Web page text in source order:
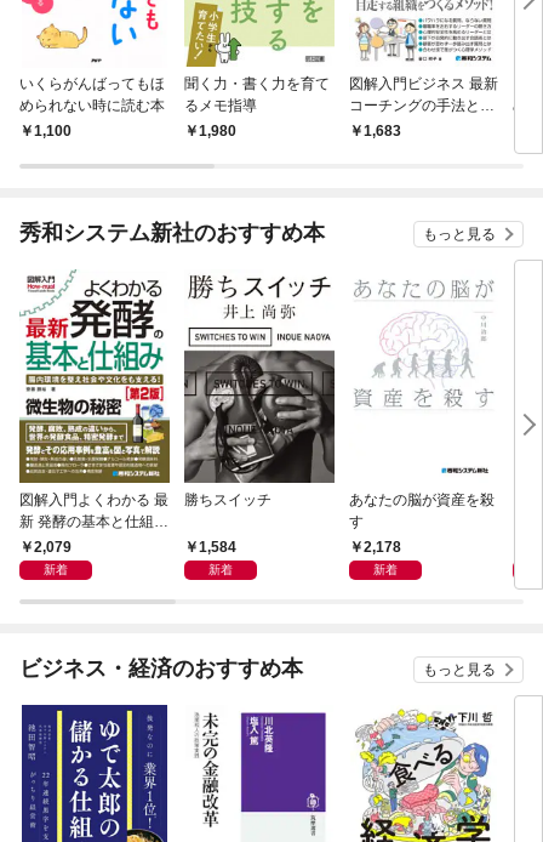
いくらがんばってもほ
められない時に読む本
1,100
聞く力・書く力を育て
るメモ指導
1,980
図解入門ビジネス 最新
コーチングの手法と実
践がよ〜くわかる本
1,683
め
秀和システム新社のおすすめ本 もっと見る
図解入門よくわかる 最
新 発酵の基本と仕組み
［第2版］
2,079
新着
勝ちスイッチ
1,584
新着
あなたの脳が資産を殺
す
2,178
新着
ビジネス・経済のおすすめ本 もっと見る